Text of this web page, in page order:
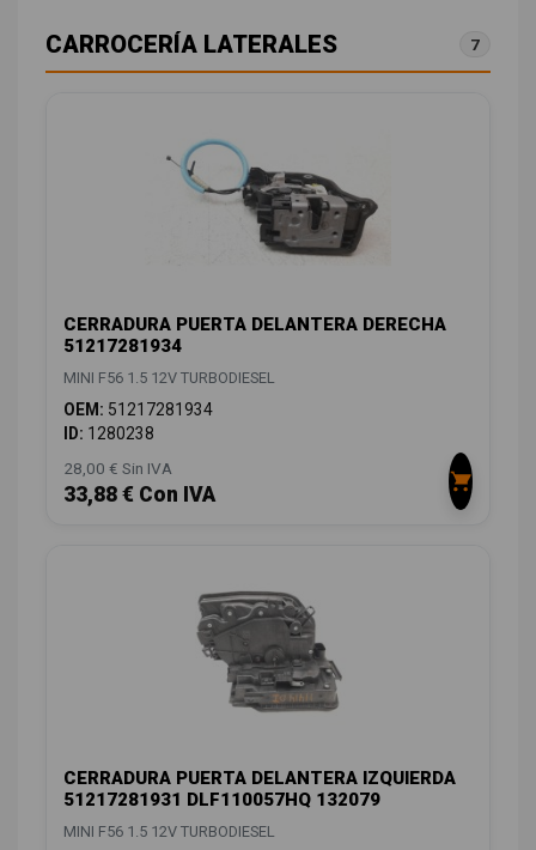
CARROCERÍA LATERALES 7
CERRADURA PUERTA DELANTERA DERECHA
51217281934
MINI F56 1.5 12V TURBODIESEL
OEM: 51217281934
ID: 1280238
28,00 € Sin IVA
33,88 € Con IVA
CERRADURA PUERTA DELANTERA IZQUIERDA
51217281931 DLF110057HQ 132079
MINI F56 1.5 12V TURBODIESEL